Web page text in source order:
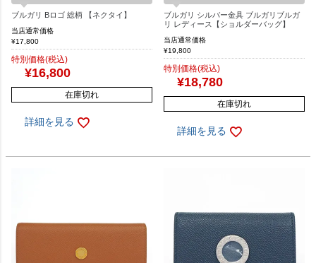
ブルガリ Bロゴ 総柄 【ネクタイ】
当店通常価格
¥17,800
特別価格(税込)
¥16,800
在庫切れ
詳細を見る
ブルガリ シルバー金具 ブルガリブルガ
リ レディース【ショルダーバッグ】
当店通常価格
¥19,800
特別価格(税込)
¥18,780
在庫切れ
詳細を見る